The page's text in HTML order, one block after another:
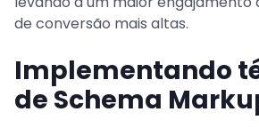
de conversão mais altas.
Implementando
de Schema